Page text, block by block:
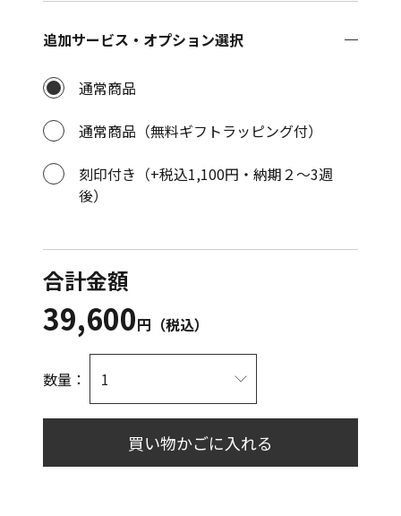
追加サービス・オプション選択
通常商品
通常商品（無料ギフトラッピング付）
刻印付き（+税込1,100円・納期２〜3週
後）
合計金額
39,600円（税込）
数量：
買い物かごに入れる